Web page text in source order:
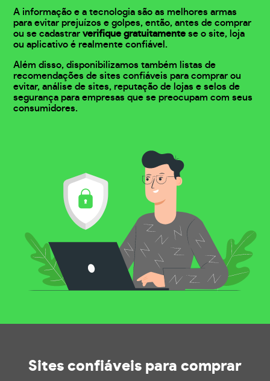
A informação e a tecnologia são as melhores armas
para evitar prejuízos e golpes, então, antes de comprar
ou se cadastrarverifique gratuitamente se o site, loja
ou aplicativo é realmente confiável.
Além disso, disponibilizamos também listas de
recomendações de sites confiáveis para comprar ou
evitar, análise de sites, reputação de lojas e selos de
segurança para empresas que se preocupam com seus
consumidores.
Sites confiáveis para comprar